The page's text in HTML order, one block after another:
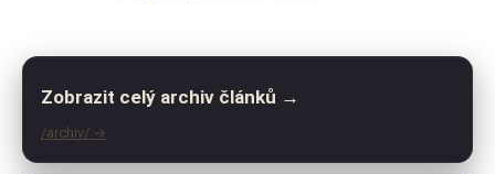
Zobrazit celý archiv článků →
/archiv/ →